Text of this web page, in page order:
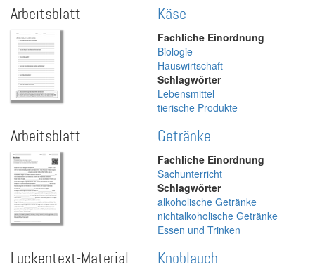
Arbeitsblatt Käse
Fachliche Einordnung
Biologie
Hauswirtschaft
Schlagwörter
Lebensmittel
tierische Produkte
Arbeitsblatt Getränke
Fachliche Einordnung
Sachunterricht
Schlagwörter
alkoholische Getränke
nichtalkoholische Getränke
Essen und Trinken
Lückentext-Material Knoblauch